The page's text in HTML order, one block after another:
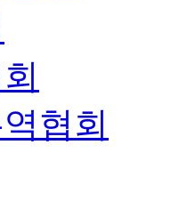
협회